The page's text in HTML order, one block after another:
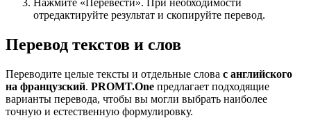
Нажмите «Перевести». При необходимости
отредактируйте результат и скопируйте перевод.
Перевод текстов и слов
Переводите целые тексты и отдельные слова с английского
на французский. PROMT.One предлагает подходящие
варианты перевода, чтобы вы могли выбрать наиболее
точную и естественную формулировку.